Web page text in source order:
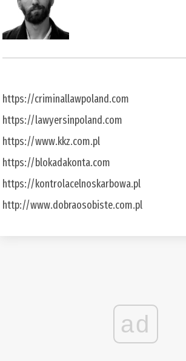
https://criminallawpoland.com
https://lawyersinpoland.com
https://www.kkz.com.pl
https://blokadakonta.com
https://kontrolacelnoskarbowa.pl
http://www.dobraosobiste.com.pl
ad